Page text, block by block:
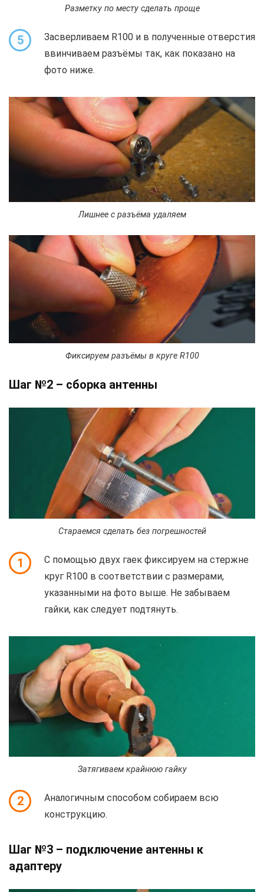
Разметку по месту сделать проще
5
Засверливаем R100 и в полученные отверстия
ввинчиваем разъёмы так, как показано на
фото ниже.
Лишнее с разъёма удаляем
Фиксируем разъёмы в круге R100
Шаг №2 – сборка антенны
Стараемся сделать без погрешностей
1
С помощью двух гаек фиксируем на стержне
круг R100 в соответствии с размерами,
указанными на фото выше. Не забываем
гайки, как следует подтянуть.
Затягиваем крайнюю гайку
2
Аналогичным способом собираем всю
конструкцию.
Шаг №3 – подключение антенны к
адаптеру